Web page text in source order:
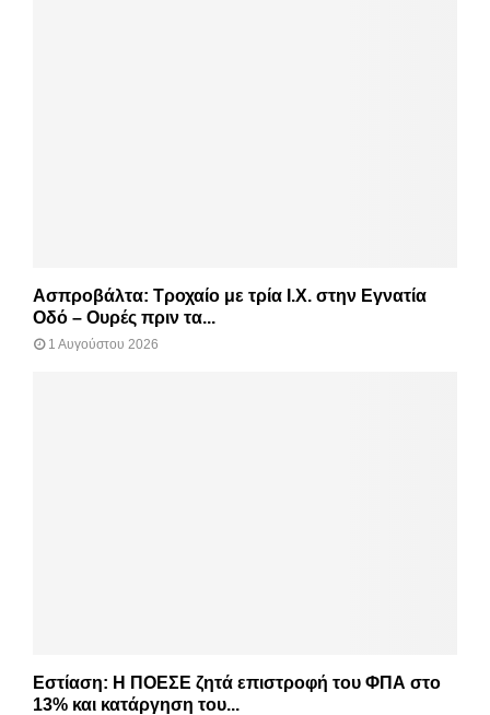
Ασπροβάλτα: Τροχαίο με τρία Ι.Χ. στην Εγνατία
Οδό – Ουρές πριν τα...
1 Αυγούστου 2026
Εστίαση: Η ΠΟΕΣΕ ζητά επιστροφή του ΦΠΑ στο
13% και κατάργηση του...